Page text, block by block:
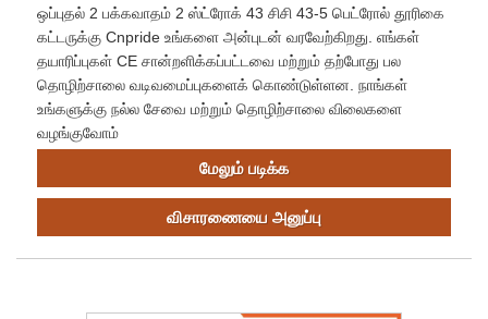
ஒப்புதல் 2 பக்கவாதம் 2 ஸ்ட்ரோக் 43 சிசி 43-5 பெட்ரோல் தூரிகை
கட்டருக்கு Cnpride உங்களை அன்புடன் வரவேற்கிறது. எங்கள்
தயாரிப்புகள் CE சான்றளிக்கப்பட்டவை மற்றும் தற்போது பல
தொழிற்சாலை வடிவமைப்புகளைக் கொண்டுள்ளன. நாங்கள்
உங்களுக்கு நல்ல சேவை மற்றும் தொழிற்சாலை விலைகளை
வழங்குவோம்
மேலும் படிக்க
விசாரணையை அனுப்பு